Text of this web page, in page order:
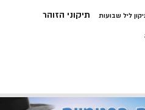
ליל שבועות תיקוני הזוהר